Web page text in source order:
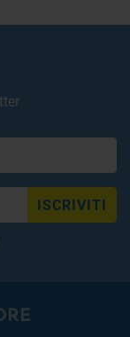
ISCRIVITI